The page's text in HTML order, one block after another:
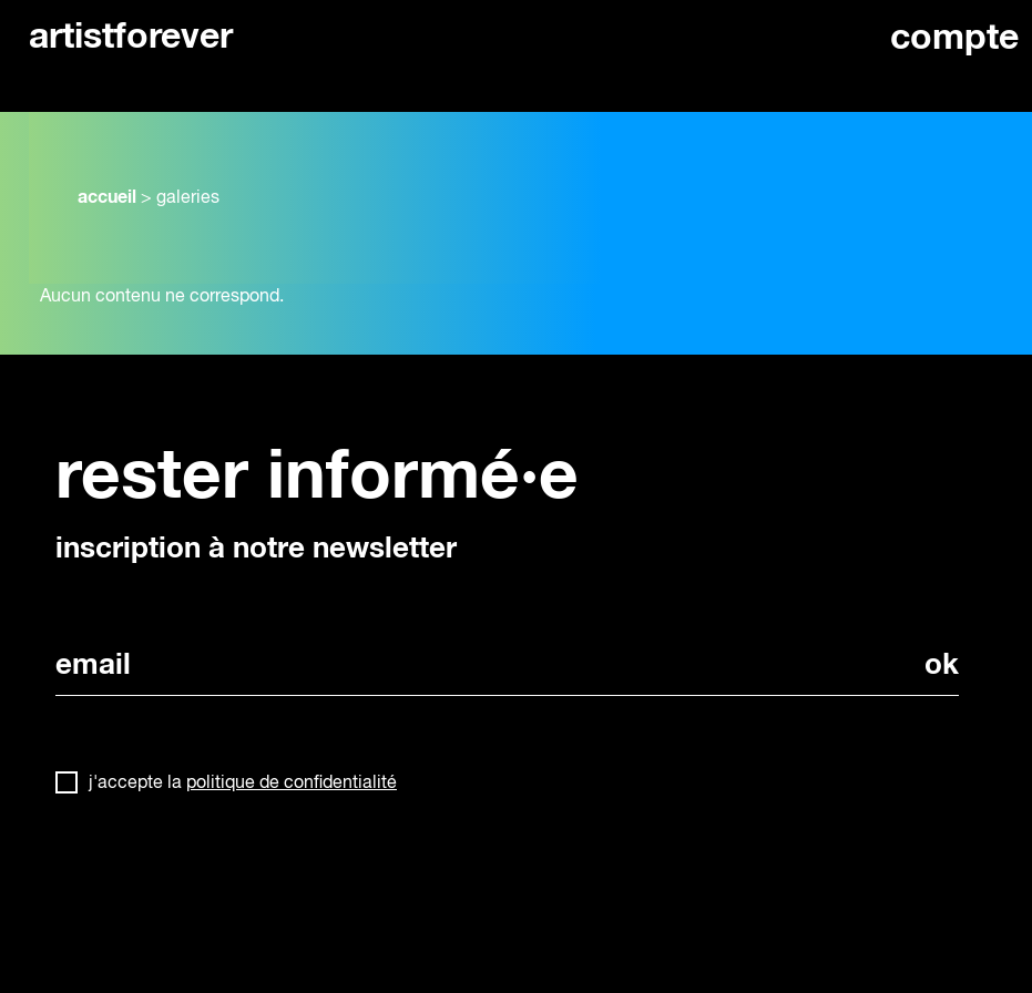
artistforever compte
accueil > galeries
Aucun contenu ne correspond.
rester informé·e
inscription à notre newsletter
j'accepte la politique de confidentialité